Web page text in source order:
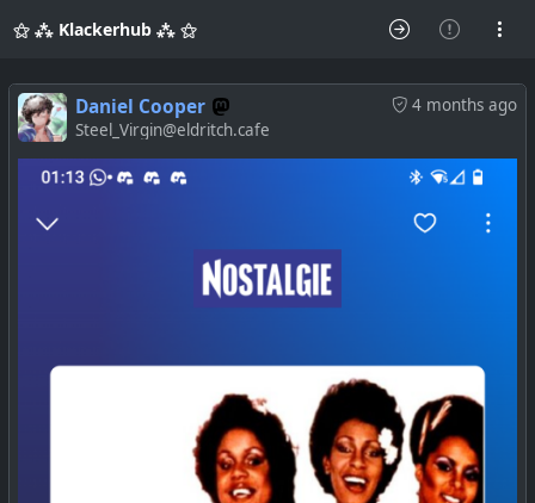
⚝ ⁂ Klackerhub ⁂ ⚝
4 months ago
Daniel Cooper
Steel_Virgin@eldritch.cafe